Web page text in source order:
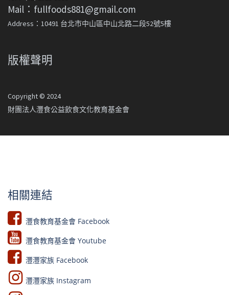
Mail：fullfoods881@gmail.com
Address：10491 台北市中山區中山北路二段52號5樓
版權聲明
Copyright © 2024
財團法人灃食公益飲食文化教育基金會
相關連結
灃食教育基金會 Facebook​
灃食教育基金會 Youtube​​
灃灃家族 Facebook
灃灃家族 Instagram